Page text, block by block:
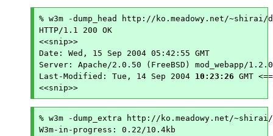
% w3m -dump_head http://ko.meadowy.net/
HTTP/1.1 200 OK
<<snip>>
Date: Wed, 15 Sep 2004 05:42:55 GMT
Server: Apache/2.0.50 (FreeBSD) mod_webapp/
Last-Modified: Tue, 14 Sep 2004 10:23:26 GMT
% w3m -dump_extra http://ko.meadowy.net/
W3m-in-progress: 0.22/10.4kb